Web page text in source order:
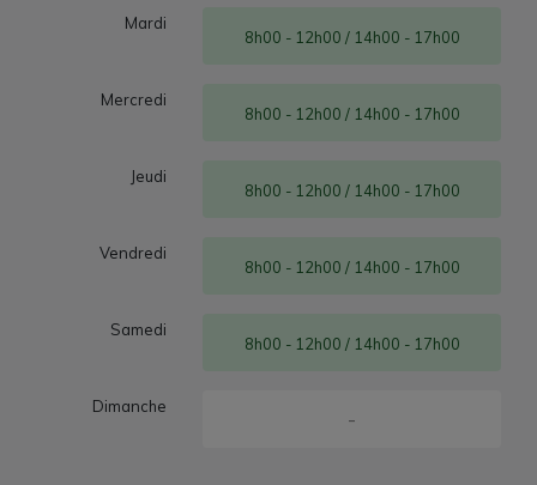
Mardi
8h00 - 12h00 / 14h00 - 17h00
Mercredi
8h00 - 12h00 / 14h00 - 17h00
Jeudi
8h00 - 12h00 / 14h00 - 17h00
Vendredi
8h00 - 12h00 / 14h00 - 17h00
Samedi
8h00 - 12h00 / 14h00 - 17h00
Dimanche
-